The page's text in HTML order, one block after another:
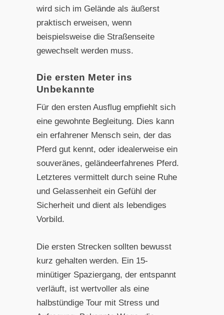
wird sich im Gelände als äußerst
praktisch erweisen, wenn
beispielsweise die Straßenseite
gewechselt werden muss.
Die ersten Meter ins
Unbekannte
Für den ersten Ausflug empfiehlt sich
eine gewohnte Begleitung. Dies kann
ein erfahrener Mensch sein, der das
Pferd gut kennt, oder idealerweise ein
souveränes, geländeerfahrenes Pferd.
Letzteres vermittelt durch seine Ruhe
und Gelassenheit ein Gefühl der
Sicherheit und dient als lebendiges
Vorbild.
Die ersten Strecken sollten bewusst
kurz gehalten werden. Ein 15-
minütiger Spaziergang, der entspannt
verläuft, ist wertvoller als eine
halbstündige Tour mit Stress und